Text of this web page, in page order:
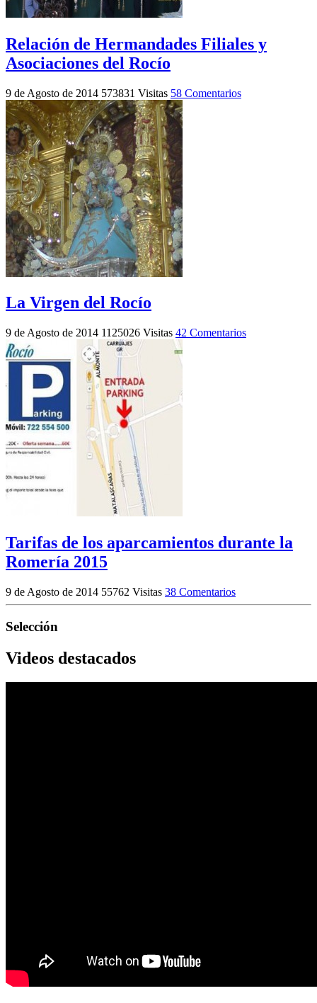
Relación de Hermandades Filiales y
Asociaciones del Rocío
9 de Agosto de 2014 573831 Visitas 58 Comentarios
La Virgen del Rocío
9 de Agosto de 2014 1125026 Visitas 42 Comentarios
Tarifas de los aparcamientos durante la
Romería 2015
9 de Agosto de 2014 55762 Visitas 38 Comentarios
Selección
Videos destacados